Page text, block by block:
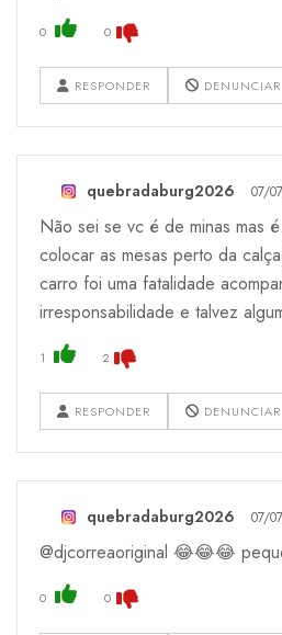
0 0
RESPONDER DENUNCIAR
quebradaburg2026 07/
Não sei se vc é de minas mas
colocar as mesas perto da
carro foi uma fatalidade
irresponsabilidade e talvez
1 2
RESPONDER DENUNCIAR
quebradaburg2026 07/
@djcorreaoriginal 😂😂😂
0 0